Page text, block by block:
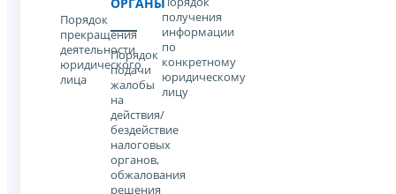
Порядок
прекращения
деятельности
юридического
лица
Порядок
подачи
жалобы
на
действия/
бездействие
налоговых
органов,
обжалования
решения
получения
информации
по
конкретному
юридическому
лицу